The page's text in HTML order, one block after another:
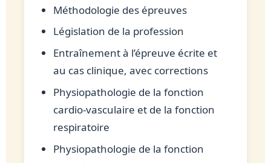
Méthodologie des épreuves
Législation de la profession
Entraînement à l’épreuve écrite et
au cas clinique, avec corrections
Physiopathologie de la fonction
cardio-vasculaire et de la fonction
respiratoire
Physiopathologie de la fonction